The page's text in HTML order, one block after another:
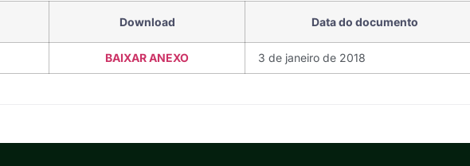
Download Data do documento
BAIXAR ANEXO 3 de janeiro de 2018